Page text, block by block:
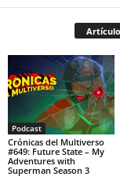
Podcast
Crónicas del Multiverso
#649: Future State – My
Adventures with
Superman Season 3